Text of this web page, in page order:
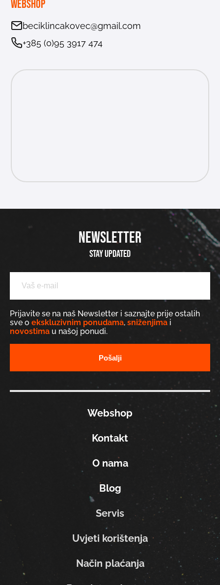
Webshop
beciklincakovec@gmail.com
+385 (0)95 3917 474
NEWSLETTER
Stay updated
Prijavite se na naš Newsletter i saznajte prije ostalih
sve o ekskluzivnim ponudama, sniženjima i
novostima u našoj ponudi.
Webshop
Kontakt
O nama
Blog
Servis
Uvjeti korištenja
Način plaćanja